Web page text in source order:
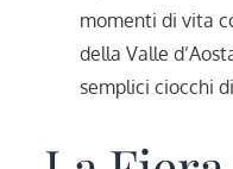
momenti di vita
della Valle
semplici ciocchi